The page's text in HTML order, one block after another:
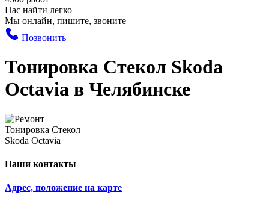
Нас найти легко
Мы онлайн, пишите, звоните
Позвонить
Тонировка Стекол Skoda
Octavia в Челябинске
Наши контакты
Адрес, положение на карте